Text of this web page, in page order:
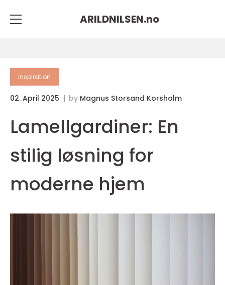
ARILDNILSEN.no
inspiration
02. April 2025 by Magnus Storsand Korsholm
Lamellgardiner: En
stilig løsning for
moderne hjem